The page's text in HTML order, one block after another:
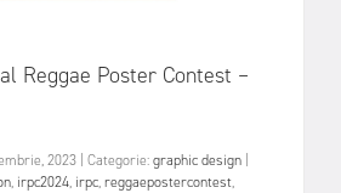
Reggae Poster Contest –
2023 Categorie:graphic design
, irpc2024, irpc,reggaepostercontest,